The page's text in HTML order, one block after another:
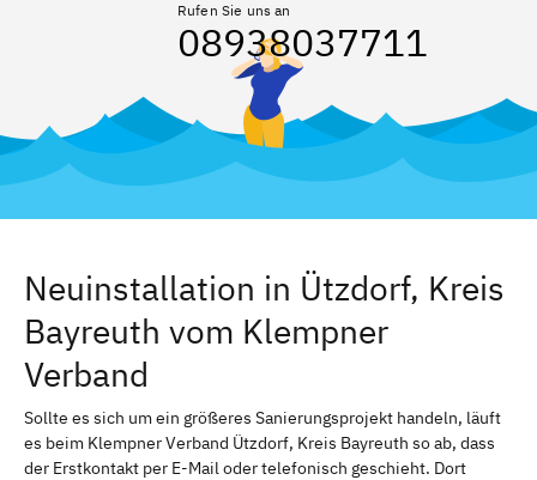
Rufen Sie uns an
08938037711
Neuinstallation in Ützdorf, Kreis
Bayreuth vom Klempner
Verband
Sollte es sich um ein größeres Sanierungsprojekt handeln, läuft
es beim Klempner Verband Ützdorf, Kreis Bayreuth so ab, dass
der Erstkontakt per E-Mail oder telefonisch geschieht. Dort